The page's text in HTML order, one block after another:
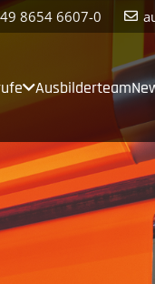
8654 6607-0
Ausbil­derteam